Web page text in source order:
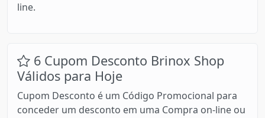
line.
6 Cupom Desconto Brinox Shop
Válidos para Hoje
Cupom Desconto é um Código Promocional para
conceder um desconto em uma Compra on-line ou